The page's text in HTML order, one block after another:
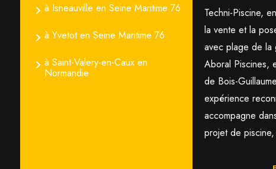
à Isneauville en Seine Maritime 76
à Yvetot en Seine Maritime 76
à Saint-Valery-en-Caux en
Normandie
Techni-Piscine,
la vente et la
avec plage de la
Aboral Piscines,
de Bois-
expérience
accompagne
projet de